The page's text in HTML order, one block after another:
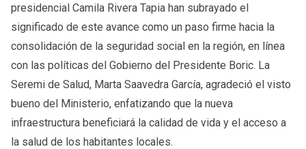
presidencial Camila Rivera Tapia han subrayado el
significado de este avance como un paso firme hacia la
consolidación de la seguridad social en la región, en línea
con las políticas del Gobierno del Presidente Boric. La
Seremi de Salud, Marta Saavedra García, agradeció el visto
bueno del Ministerio, enfatizando que la nueva
infraestructura beneficiará la calidad de vida y el acceso a
la salud de los habitantes locales.